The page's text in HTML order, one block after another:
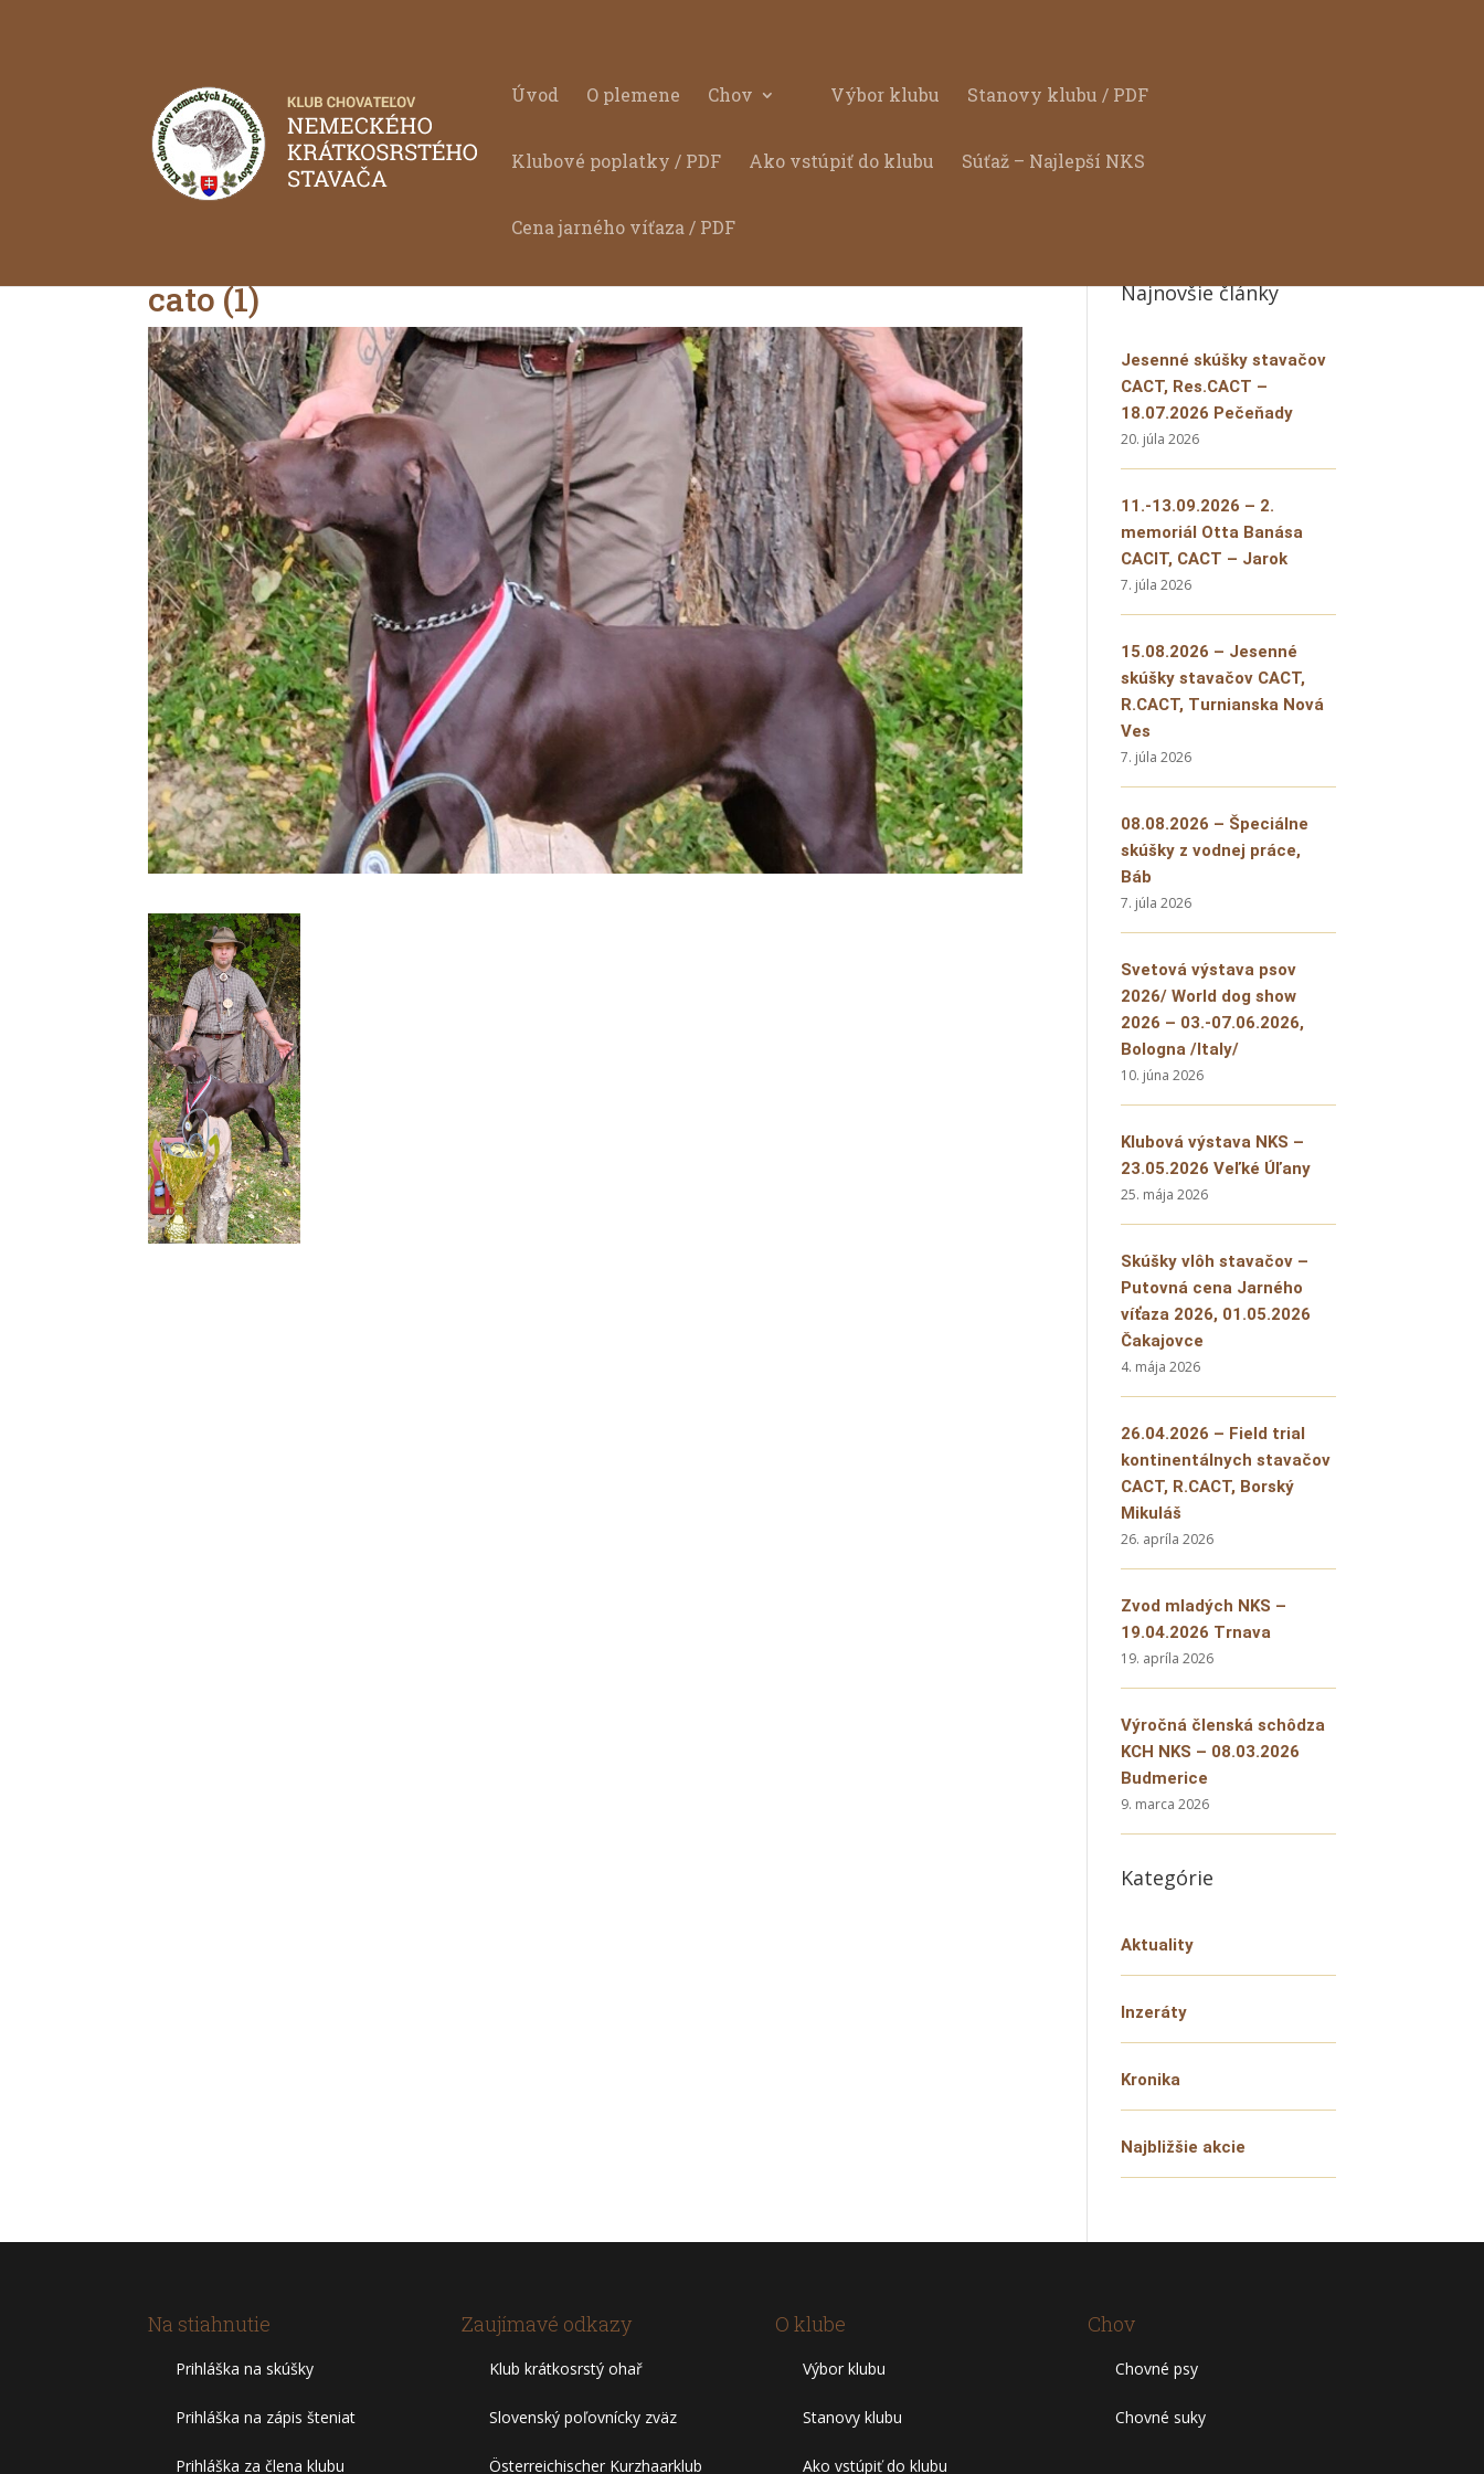
Úvod O plemene Chov Výbor klubu Stanovy klubu / PDF
Klubové poplatky / PDF Ako vstúpiť do klubu Súťaž – Najlepší NKS
Cena jarného víťaza / PDF
cato (1) Najnovšie články
Jesenné skúšky stavačov
CACT, Res.CACT –
18.07.2026 Pečeňady
20. júla 2026
11.-13.09.2026 – 2.
memoriál Otta Banása
CACIT, CACT – Jarok
7. júla 2026
15.08.2026 – Jesenné
skúšky stavačov CACT,
R.CACT, Turnianska Nová
Ves
7. júla 2026
08.08.2026 – Špeciálne
skúšky z vodnej práce,
Báb
7. júla 2026
Svetová výstava psov
2026/ World dog show
2026 – 03.-07.06.2026,
Bologna /Italy/
10. júna 2026
Klubová výstava NKS –
23.05.2026 Veľké Úľany
25. mája 2026
Skúšky vlôh stavačov –
Putovná cena Jarného
víťaza 2026, 01.05.2026
Čakajovce
4. mája 2026
26.04.2026 – Field trial
kontinentálnych stavačov
CACT, R.CACT, Borský
Mikuláš
26. apríla 2026
Zvod mladých NKS –
19.04.2026 Trnava
19. apríla 2026
Výročná členská schôdza
KCH NKS – 08.03.2026
Budmerice
9. marca 2026
Kategórie
Aktuality
Inzeráty
Kronika
Najbližšie akcie
Na stiahnutie
Prihláška na skúšky
Prihláška na zápis šteniat
Prihláška za člena klubu
Zaujímavé odkazy
Klub krátkosrstý ohař
Slovenský poľovnícky zväz
Österreichischer Kurzhaarklub
O klube
Výbor klubu
Stanovy klubu
Ako vstúpiť do klubu
Chov
Chovné psy
Chovné suky